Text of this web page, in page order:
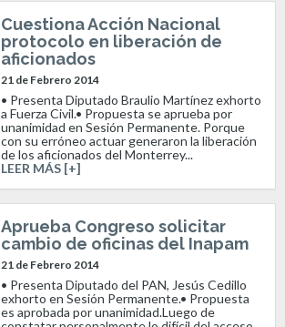
Cuestiona Acción Nacional
protocolo en liberación de
aficionados
21 de Febrero 2014
• Presenta Diputado Braulio Martínez exhorto
a Fuerza Civil.• Propuesta se aprueba por
unanimidad en Sesión Permanente. Porque
con su erróneo actuar generaron la liberación
de los aficionados del Monterrey...
LEER MÁS [+]
Aprueba Congreso solicitar
cambio de oficinas del Inapam
21 de Febrero 2014
• Presenta Diputado del PAN, Jesús Cedillo
exhorto en Sesión Permanente.• Propuesta
es aprobada por unanimidad.Luego de